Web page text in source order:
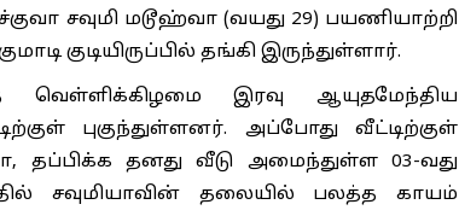
சவுமி மடூஹ்வா (வயது 29) பயணியாற்றி
குடியிருப்பில் தங்கி இருந்துள்ளார்.
இரவு ஆயுதமேந்திய
புகுந்துள்ளனர். அப்போது வீட்டிற்குள்
தப்பிக்க தனது வீடு அமைந்துள்ள 03-வது
சவுமியாவின் தலையில் பலத்த காயம்